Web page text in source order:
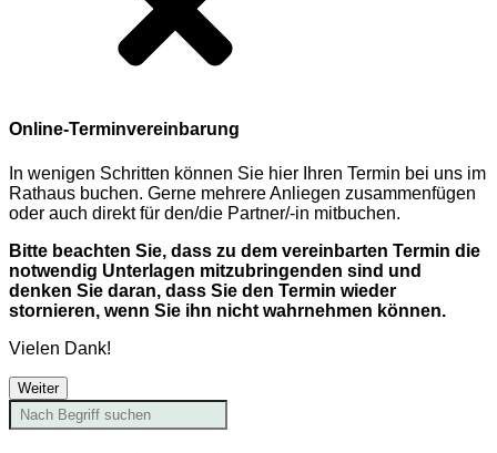
Online-Terminvereinbarung
In wenigen Schritten können Sie hier Ihren Termin bei uns im
Rathaus buchen. Gerne mehrere Anliegen zusammenfügen
oder auch direkt für den/die Partner/-in mitbuchen.
Bitte beachten Sie, dass zu dem vereinbarten Termin die
notwendig Unterlagen mitzubringenden sind und
denken Sie daran, dass Sie den Termin wieder
stornieren, wenn Sie ihn nicht wahrnehmen können.
Vielen Dank!
Weiter